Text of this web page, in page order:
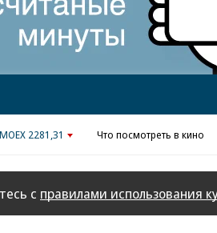
2281,31 Что посмотреть в кино
с правилами использования